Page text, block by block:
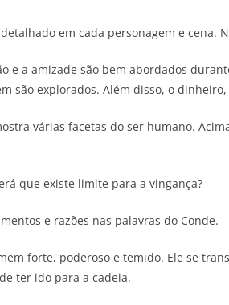
em cada personagem e cena.
e a amizade são bem abordados
são explorados. Além disso, o
várias facetas do ser humano.
que existe limite para a vingança?
e razões nas palavras do Conde.
forte, poderoso e temido. Ele se
ter ido para a cadeia.